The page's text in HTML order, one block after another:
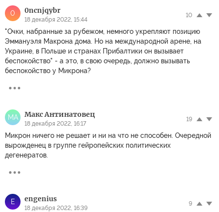
0 0ncnjqybr
18 декабря 2022, 15:44
10
"Очки, набранные за рубежом, немного укрепляют позицию
Эммануэля Макрона дома. Но на международной арене, на
Украине, в Польше и странах Прибалтики он вызывает
беспокойство" - а это, в свою очередь, должно вызывать
беспокойство у Микрона?
МА Макс Антинатовец
18 декабря 2022, 16:17
19
Микрон ничего не решает и ни на что не способен. Очередной
вырожденец в группе гейропейских политических
дегенератов.
E engenius
18 декабря 2022, 16:39
9